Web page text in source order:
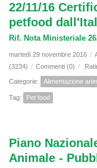
22/11/16
petfood
Rif. Nota Ministeriale
martedì 29 novembre 2016 /
(3234) / Commenti (0) /
Categorie: Alimentazione
Tag: Pet food
Piano
Animale -